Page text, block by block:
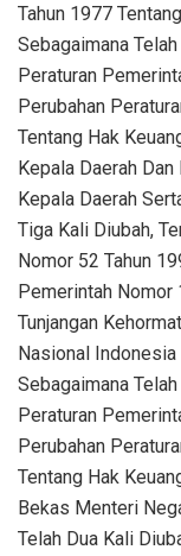
Tahun 1977
Sebagaimana
Peraturan
Perubahan
Tentang Hak
Kepala Daerah
Kepala Daerah
Tiga Kali Diubah,
Nomor 52 Tahun
Pemerintah Nomor
Tunjangan
Nasional
Sebagaimana
Peraturan
Perubahan
Tentang Hak
Bekas Menteri
Telah Dua Kali